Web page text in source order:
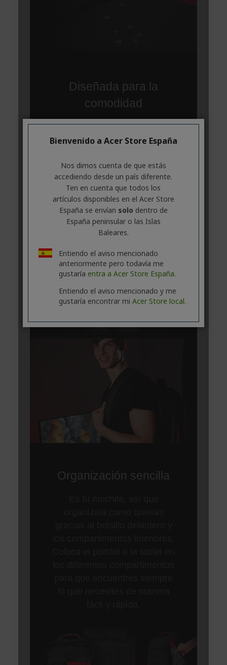
Bienvenido a Acer Store España
Nos dimos cuenta de que estás
accediendo desde un país diferente.
Ten en cuenta que todos los
artículos disponibles en el Acer Store
España se envían solo dentro de
España peninsular o las Islas
Baleares.
Entiendo el aviso mencionado
anteriormente pero todavía me
gustaría entra a Acer Store España.
Entiendo el aviso mencionado y me
gustaría encontrar mi Acer Store local.